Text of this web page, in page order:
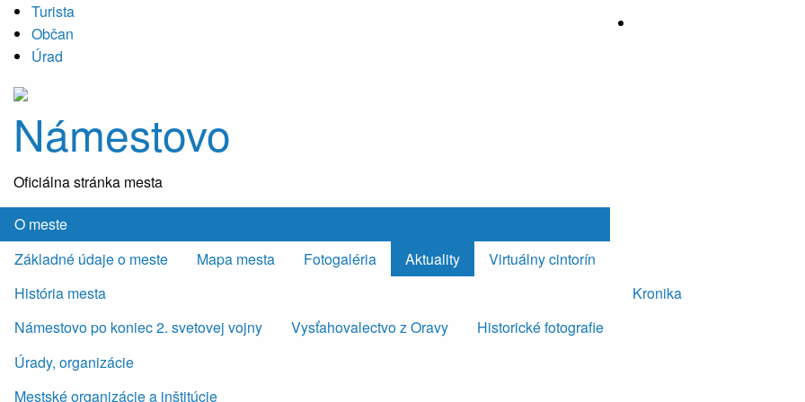
Turista
Občan
Úrad
Námestovo
Oficiálna stránka mesta
O meste
Základné údaje o meste
Mapa mesta Fotogaléria Aktuality
Virtuálny cintorín
História mesta
Námestovo po koniec 2. svetovej vojny
Vysťahovalectvo z Oravy Historické fotografie
Kronika
Úrady, organizácie
Mestské organizácie a inštitúcie